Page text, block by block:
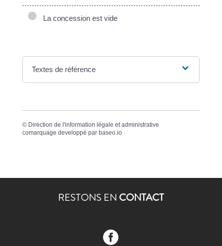
La concession est vide
Textes de référence
© Direction de l'information légale et administrative
comarquage developpé par baseo.io
RESTONS EN CONTACT
